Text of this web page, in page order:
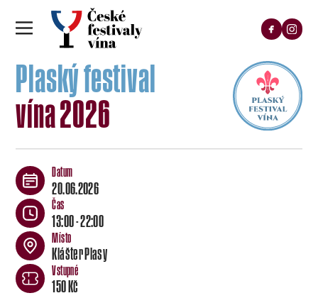
Plaský festival
vína 2026
20.06.2026
13:00 - 22:00
Klášter Plasy
150 Kč